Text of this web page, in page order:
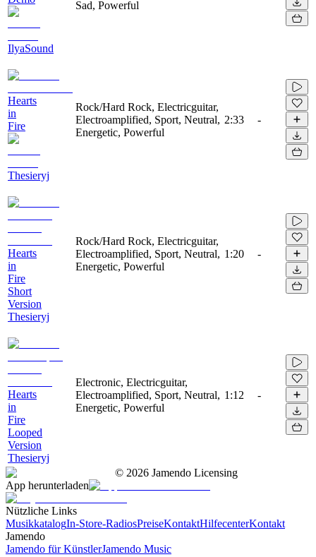
IlyaSound
Sad, Powerful
Hearts
in
Fire
Thesieryj
Rock/Hard Rock, Electricguitar,
Electroamplified, Sport, Neutral,
Energetic, Powerful
2:33 -
Hearts
in
Fire
Short
Version
Thesieryj
Rock/Hard Rock, Electricguitar,
Electroamplified, Sport, Neutral,
Energetic, Powerful
1:20 -
Hearts
in
Fire
Looped
Version
Thesieryj
Electronic, Electricguitar,
Electroamplified, Sport, Neutral,
Energetic, Powerful
1:12 -
© 2026 Jamendo Licensing
App herunterladen
Nützliche Links
MusikkatalogIn-Store-RadiosPreiseKontaktHilfecenterKontakt
Jamendo
Jamendo für KünstlerJamendo Music